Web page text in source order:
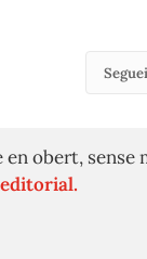
obert, sense